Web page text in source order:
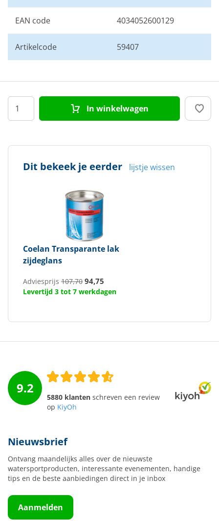
EAN code 4034052600129
Artikelcode 59407
In winkelwagen
Dit bekeek je eerder lijstje wissen
Coelan Transparante lak
zijdeglans
Adviesprijs 107,70 94,75
Levertijd 3 tot 7 werkdagen
9.2
5880 klanten schreven een review
op KiyOh
Nieuwsbrief
Ontvang maandelijks alles over de nieuwste
watersportproducten, interessante evenementen, handige
tips en de beste aanbiedingen direct in je inbox
Aanmelden